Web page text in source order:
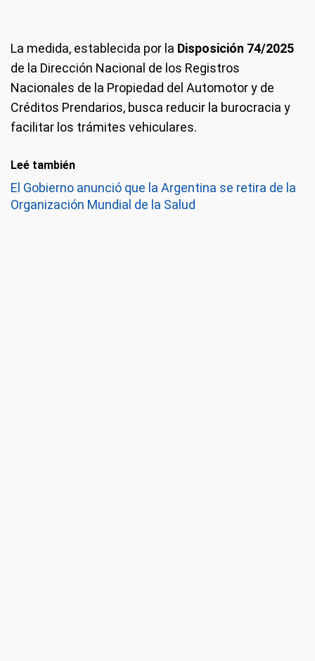
La medida, establecida por la Disposición 74/2025
de la Dirección Nacional de los Registros
Nacionales de la Propiedad del Automotor y de
Créditos Prendarios, busca reducir la burocracia y
facilitar los trámites vehiculares.
Leé también
El Gobierno anunció que la Argentina se retira de la
Organización Mundial de la Salud